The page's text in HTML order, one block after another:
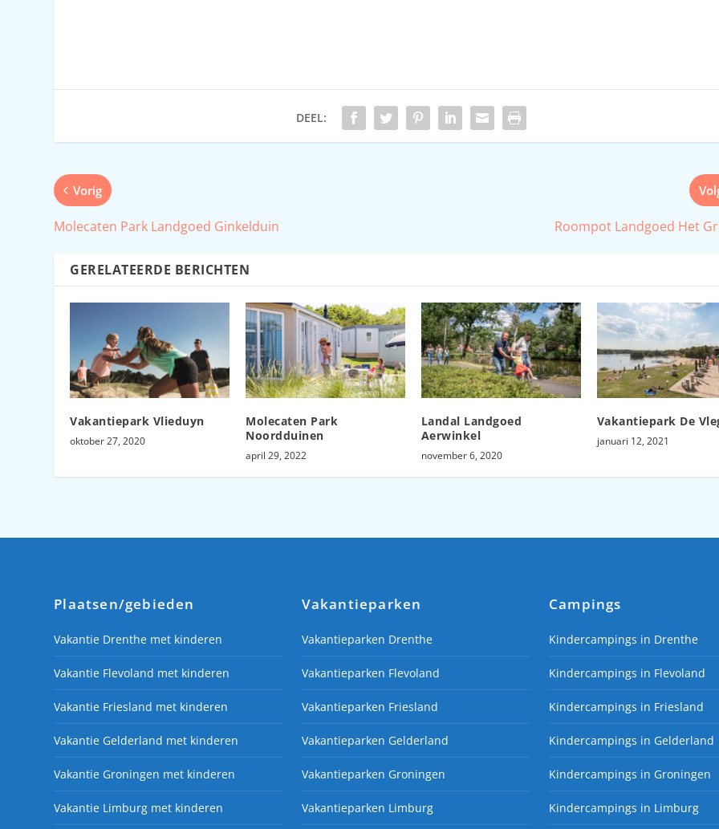
DEEL:
Vorig
Molecaten Park Landgoed Ginkelduin Roompot Landgoed Het
GERELATEERDE BERICHTEN
Vakantiepark Vlieduyn
oktober 27, 2020
Molecaten Park
Noordduinen
april 29, 2022
Landal Landgoed
Aerwinkel
november 6, 2020
Vakantiepark De
januari 12, 2021
Plaatsen/gebieden
Vakantie Drenthe met kinderen
Vakantie Flevoland met kinderen
Vakantie Friesland met kinderen
Vakantie Gelderland met kinderen
Vakantie Groningen met kinderen
Vakantie Limburg met kinderen
Vakantieparken
Vakantieparken Drenthe
Vakantieparken Flevoland
Vakantieparken Friesland
Vakantieparken Gelderland
Vakantieparken Groningen
Vakantieparken Limburg
Campings
Kindercampings in Drenthe
Kindercampings in Flevoland
Kindercampings in Friesland
Kindercampings in Gelderland
Kindercampings in Groningen
Kindercampings in Limburg